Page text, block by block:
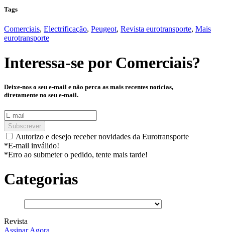
Tags
Comerciais, Electrificação, Peugeot, Revista eurotransporte, Mais
eurotransporte
Interessa-se por Comerciais?
Deixe-nos o seu e-mail e não perca as mais recentes notícias,
diretamente no seu e-mail.
Subscrever
Autorizo e desejo receber novidades da Eurotransporte
*E-mail inválido!
*Erro ao submeter o pedido, tente mais tarde!
Categorias
Revista
Assinar Agora